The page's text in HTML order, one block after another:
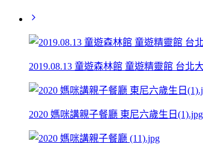
2019.08.13 童遊森林館 童遊精靈館 台北
2020 媽咪講親子餐廳 東尼六歲生日(1).jpg